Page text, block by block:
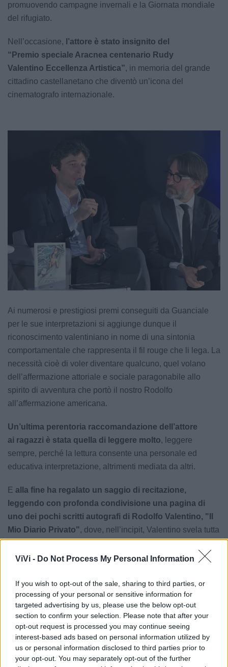
ViVi - Do Not Process My Personal Information
If you wish to opt-out of the sale, sharing to third parties, or
processing of your personal or sensitive information for
targeted advertising by us, please use the below opt-out
section to confirm your selection. Please note that after your
opt-out request is processed you may continue seeing
interest-based ads based on personal information utilized by
us or personal information disclosed to third parties prior to
your opt-out. You may separately opt-out of the further
promuovendo campagne invernali e la Giornata mondiale
del rifugiato.
Nell’occasione, l’attore è stato insignito del
“Premio speciale Aracnea centenario Rudy
Valentino Eccellenza Artistica”, in memoria del grande
cittadino castellanetano che diventò un’icona del
cinematografo internazionale.
Ai numerosi e prestigiosi premi conseguiti da Guanciale
per le sue interpretazioni si aggiunge dunque il
riconoscimento valentiniano in nome di una sintonia
comportamentale che rappresenta il fil rouge che li lega. La
necessità cioè di voler diventare qualcuno, quel volano
dell’affermazione attoriale e sociale paragonabile allo
spirito di avventura che portò il nostro Rodolfo
all’affermazione americana.
Un’ultima perentoria raccomandazione dell’attore
ai ragazzi è stata quella di leggere molto, leggere
sempre, perché la lettura consente una personale ed
educativa interpretazione, altrimenti mediata da altri.
E alla fine ha regalato un saggio di recitazione,
leggendo con profonda condivisione una pagina di
uno dei pochi scritti autografi di Rodolfo Valentino, "Il
Mio Diario Privato", dove, nell’incipit, Valentino svela tutta
la sua emozione per un viaggio che sta per iniziare e che
lo porterà a rivedere le sue radici.
Le notizie del giorno sul tuo smartphone
Ricevi gratuitamente ogni giorno le notizie della tua
città direttamente sul tuo smartphone. Scarica Telegram
eclicca qui